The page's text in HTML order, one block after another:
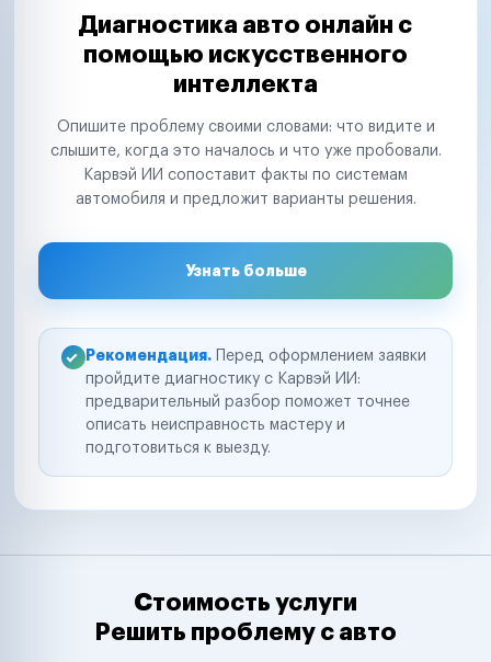
Диагностика авто онлайн с
помощью искусственного
интеллекта
Опишите проблему своими словами: что видите и
слышите, когда это началось и что уже пробовали.
Карвэй ИИ сопоставит факты по системам
автомобиля и предложит варианты решения.
Узнать больше
Рекомендация. Перед оформлением заявки
пройдите диагностику с Карвэй ИИ:
предварительный разбор поможет точнее
описать неисправность мастеру и
подготовиться к выезду.
Стоимость услуги
Решить проблему с авто